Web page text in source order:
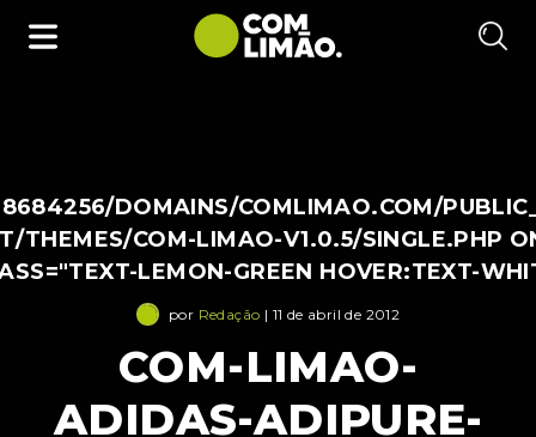
DOMAINS/COMLIMAO.COM/
THEMES/COM-LIMAO-V1.0.5/SINGLE.PHP
LEMON-GREEN HOVER:TEXT-
por Redação | 11 de abril de 2012
COM-LIMAO-
ADIDAS-ADIPURE-